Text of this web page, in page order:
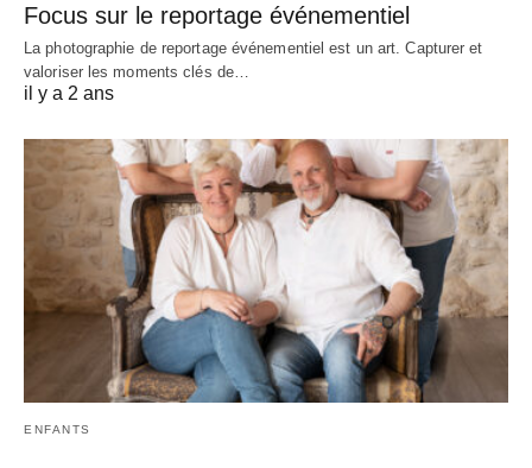
Focus sur le reportage événementiel
La photographie de reportage événementiel est un art. Capturer et
valoriser les moments clés de…
il y a 2 ans
ENFANTS